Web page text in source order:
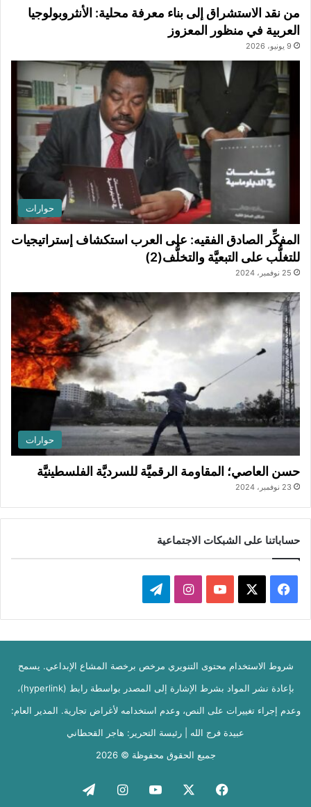
من نقد الاستشراق إلى بناء معرفة محلية: الأنثروبولوجيا
العربية في منظور المعزوز
9 يونيو، 2026
حوارات
المفكِّر الصادق الفقيه: على العرب استكشاف إستراتيجيات
للتغلُّب على التبعيَّة والتخلُّف(2)
25 نوفمبر، 2024
حوارات
حسن العاصي؛ المقاومة الرقميَّة للسرديَّة الفلسطينيَّة
23 نوفمبر، 2024
حساباتنا على الشبكات الاجتماعية
فيسبوك ‫YouTubeانستقرامتيلقرام
شروط الاستخدام محتوى التنويري مرخص برخصة المشاع الإبداعي. يسمح
بإعادة نشر المواد بشرط الإشارة إلى المصدر بواسطة رابط (hyperlink)،
وعدم إجراء تغييرات على النص، وعدم استخدامه لأغراض تجارية. المدير العام:
عبيدة فرج الله | رئيسة التحرير: هاجر القحطاني
جميع الحقوق محفوظة © 2026
فيسبوك ‫YouTubeانستقرامتيلقرام